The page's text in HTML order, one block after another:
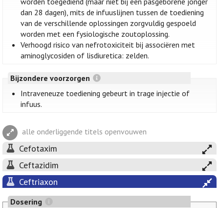
dan 28 dagen), mits de infuuslijnen tussen de toediening
van de verschillende oplossingen zorgvuldig gespoeld
worden met een fysiologische zoutoplossing.
Verhoogd risico van nefrotoxiciteit bij associëren met
aminoglycosiden of lisdiuretica: zelden.
Bijzondere voorzorgen
Intraveneuze toediening gebeurt in trage injectie of
infuus.
alle onderliggende titels openvouwen
Cefotaxim
Ceftazidim
Ceftriaxon
Dosering